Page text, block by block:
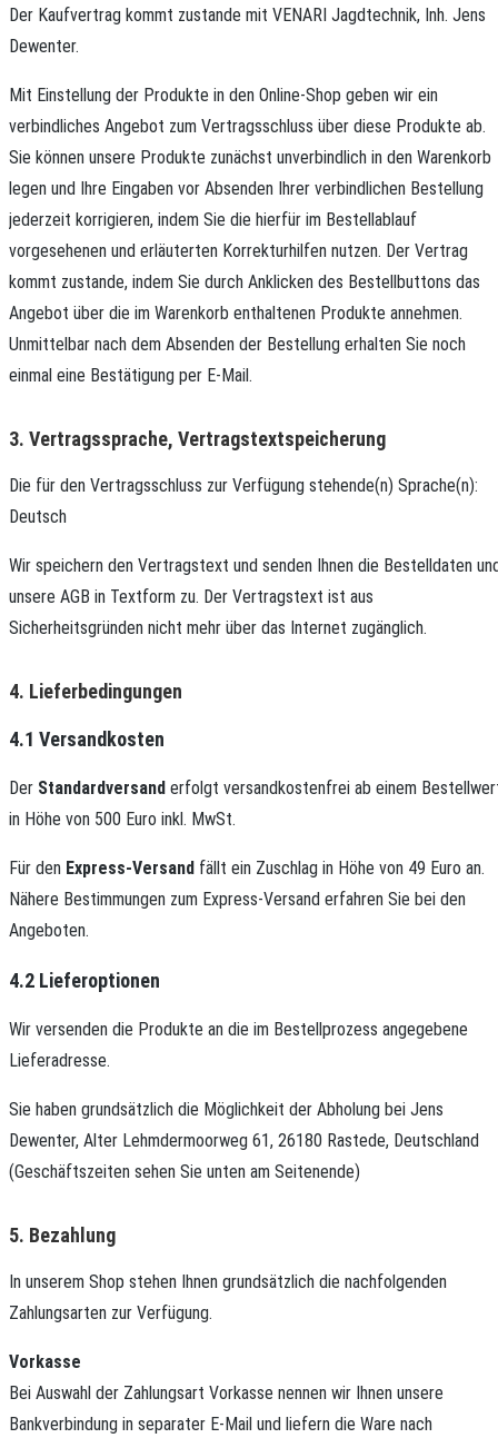
Der Kaufvertrag kommt zustande mit VENARI Jagdtechnik, Inh. Jens
Dewenter.
Mit Einstellung der Produkte in den Online-Shop geben wir ein
verbindliches Angebot zum Vertragsschluss über diese Produkte ab.
Sie können unsere Produkte zunächst unverbindlich in den Warenkorb
legen und Ihre Eingaben vor Absenden Ihrer verbindlichen Bestellung
jederzeit korrigieren, indem Sie die hierfür im Bestellablauf
vorgesehenen und erläuterten Korrekturhilfen nutzen. Der Vertrag
kommt zustande, indem Sie durch Anklicken des Bestellbuttons das
Angebot über die im Warenkorb enthaltenen Produkte annehmen.
Unmittelbar nach dem Absenden der Bestellung erhalten Sie noch
einmal eine Bestätigung per E-Mail.
3. Vertragssprache, Vertragstextspeicherung
Die für den Vertragsschluss zur Verfügung stehende(n) Sprache(n):
Deutsch
Wir speichern den Vertragstext und senden Ihnen die Bestelldaten
unsere AGB in Textform zu. Der Vertragstext ist aus
Sicherheitsgründen nicht mehr über das Internet zugänglich.
4. Lieferbedingungen
4.1 Versandkosten
Der Standardversand erfolgt versandkostenfrei ab einem
in Höhe von 500 Euro inkl. MwSt.
Für den Express-Versand fällt ein Zuschlag in Höhe von 49 Euro an.
Nähere Bestimmungen zum Express-Versand erfahren Sie bei den
Angeboten.
4.2 Lieferoptionen
Wir versenden die Produkte an die im Bestellprozess angegebene
Lieferadresse.
Sie haben grundsätzlich die Möglichkeit der Abholung bei Jens
Dewenter, Alter Lehmdermoorweg 61, 26180 Rastede, Deutschland
(Geschäftszeiten sehen Sie unten am Seitenende)
5. Bezahlung
In unserem Shop stehen Ihnen grundsätzlich die nachfolgenden
Zahlungsarten zur Verfügung.
Vorkasse
Bei Auswahl der Zahlungsart Vorkasse nennen wir Ihnen unsere
Bankverbindung in separater E-Mail und liefern die Ware nach